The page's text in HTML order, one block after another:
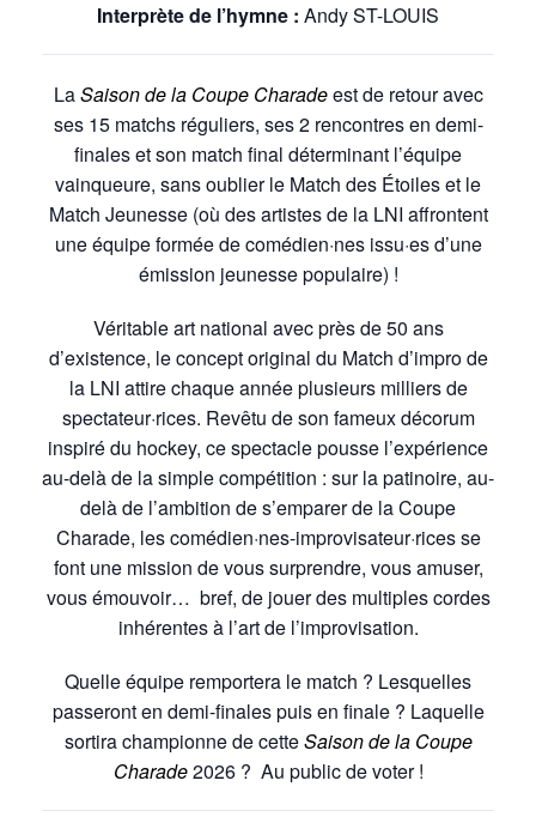
Interprète de l’hymne : Andy ST-LOUIS
LaSaison de la Coupe Charadeest de retour avec
ses 15 matchs réguliers, ses 2 rencontres en demi-
finales et son match final déterminant l’équipe
vainqueure, sans oublier le Match des Étoiles et le
Match Jeunesse (où des artistes de la LNI affrontent
une équipe formée de comédien·nes issu·es d’une
émission jeunesse populaire) !
Véritable art national avec près de 50 ans
d’existence, le concept original du Match d’impro de
la LNI attire chaque année plusieurs milliers de
spectateur·rices. Revêtu de son fameux décorum
inspiré du hockey, ce spectacle pousse l’expérience
au-delà de la simple compétition : sur la patinoire, au-
delà de l’ambition de s’emparer de la Coupe
Charade, les comédien·nes-improvisateur·rices se
font une mission de vous surprendre, vous amuser,
vous émouvoir… bref, de jouer des multiples cordes
inhérentes à l’art de l’improvisation.
Quelle équipe remportera le match ? Lesquelles
passeront en demi-finales puis en finale ? Laquelle
sortira championne de cetteSaison de la Coupe
Charade2026 ? Au public de voter !